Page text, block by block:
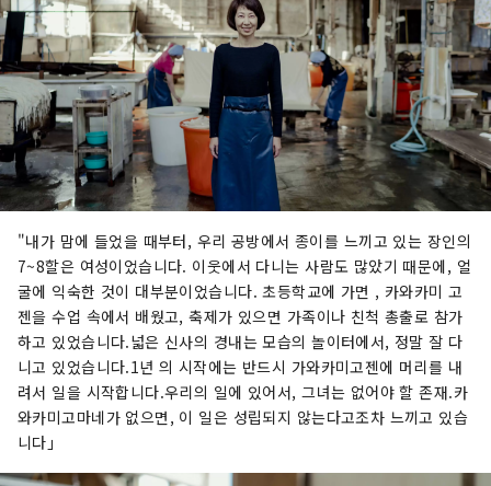
"내가 맘에 들었을 때부터, 우리 공방에서 종이를 느끼고 있는 장인의
7~8할은 여성이었습니다. 이웃에서 다니는 사람도 많았기 때문에, 얼
굴에 익숙한 것이 대부분이었습니다. 초등학교에 가면 , 카와카미 고
젠을 수업 속에서 배웠고, 축제가 있으면 가족이나 친척 총출로 참가
하고 있었습니다.넓은 신사의 경내는 모습의 놀이터에서, 정말 잘 다
니고 있었습니다.1년 의 시작에는 반드시 가와카미고젠에 머리를 내
려서 일을 시작합니다.우리의 일에 있어서, 그녀는 없어야 할 존재.카
와카미고마네가 없으면, 이 일은 성립되지 않는다고조차 느끼고 있습
니다」